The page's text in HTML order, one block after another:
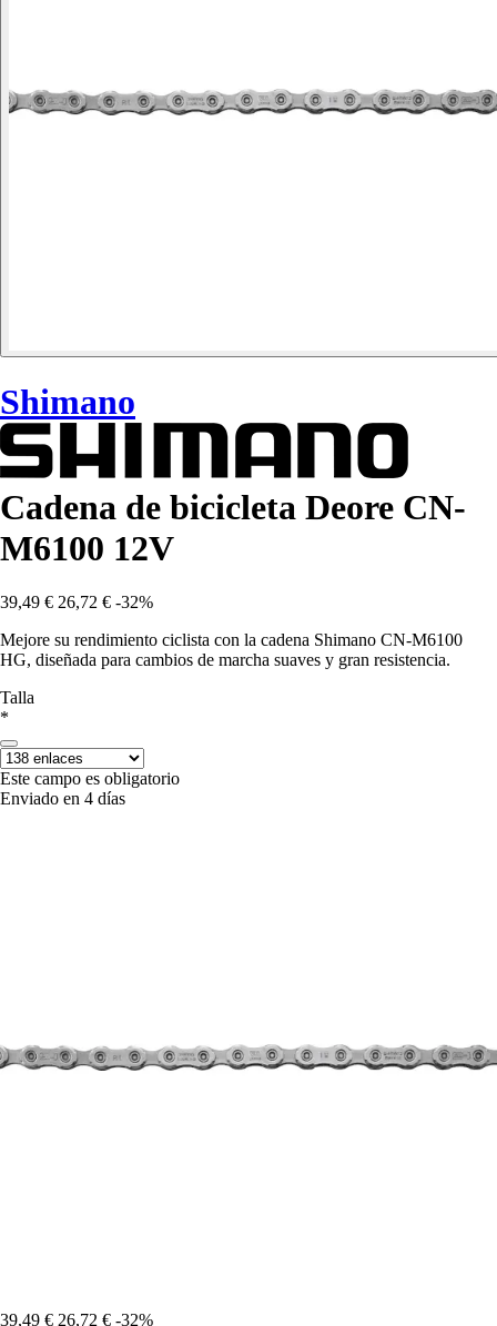
Shimano
Cadena de bicicleta Deore CN-
M6100 12V
39,49 € 26,72 € -32%
Mejore su rendimiento ciclista con la cadena Shimano CN-M6100
HG, diseñada para cambios de marcha suaves y gran resistencia.
Talla
*
Este campo es obligatorio
Enviado en 4 días
39,49 € 26,72 € -32%